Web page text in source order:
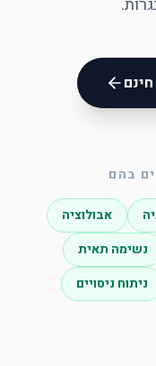
בהם
אבולוציה
נשימה תאית
ניתוח ניסויים